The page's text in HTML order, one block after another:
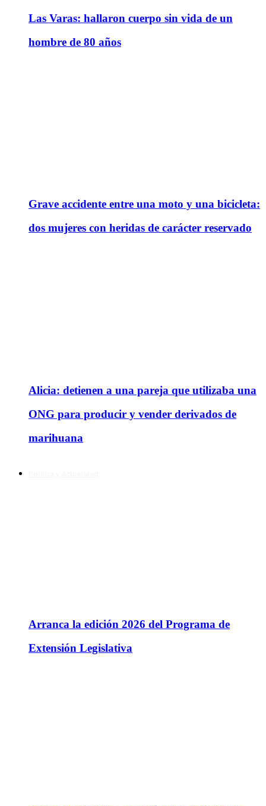
Las Varas: hallaron cuerpo sin vida de un
hombre de 80 años
Grave accidente entre una moto y una bicicleta:
dos mujeres con heridas de carácter reservado
Alicia: detienen a una pareja que utilizaba una
ONG para producir y vender derivados de
marihuana
Arranca la edición 2026 del Programa de
Extensión Legislativa